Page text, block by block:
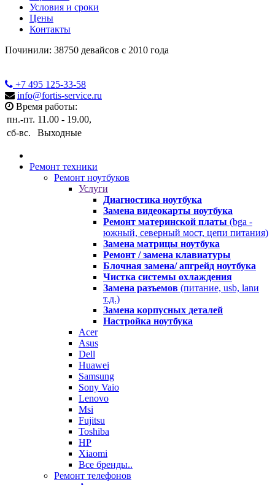
Условия и сроки
Цены
Контакты
Починили: 38750 девайсов с 2010 года
+7 495 125-33-58
info@fortis-service.ru
Время работы:
пн.-пт. 11.00 - 19.00,
сб-вс.
Выходные
Ремонт техники
Ремонт ноутбуков
Услуги
Диагностика ноутбука
Замена видеокарты ноутбука
Ремонт материнской платы (bga -
южный, северный мост, цепи питания)
Замена матрицы ноутбука
Ремонт / замена клавиатуры
Блочная замена/ апгрейд ноутбука
Чистка системы охлаждения
Замена разъемов (питание, usb, lanи
т.д.)
Замена корпусных деталей
Настройка ноутбука
Acer
Asus
Dell
Huawei
Samsung
Sony Vaio
Lenovo
Msi
Fujitsu
Toshiba
HP
Xiaomi
Все бренды..
Ремонт телефонов